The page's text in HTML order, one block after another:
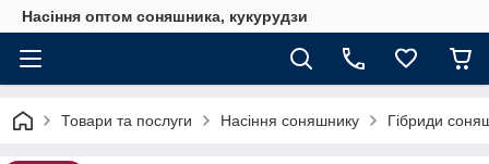
Насіння оптом соняшника, кукурудзи
Товари та послуги Насіння соняшнику Гібриди